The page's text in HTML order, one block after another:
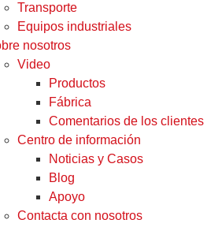
Transporte
Equipos industriales
nosotros
Video
Productos
Fábrica
Comentarios de los clientes
Centro de información
Noticias y Casos
Blog
Apoyo
Contacta con nosotros